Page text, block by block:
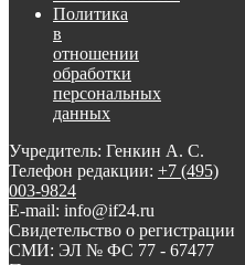
Политика
в
отношении
обработки
персональных
данных
Учредитель: Генкин А. С.
Телефон редакции: +7 (495)
003-9824
E-mail: info@if24.ru
Свидетельство о регистрации
СМИ: ЭЛ № ФС 77 - 67477